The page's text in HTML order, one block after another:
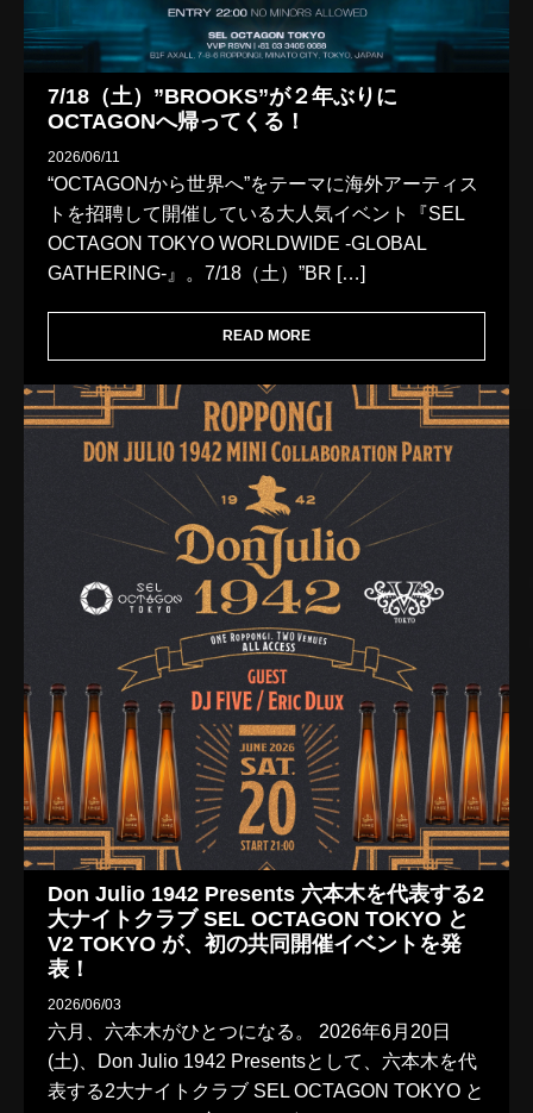
7/18（土）”BROOKS”が２年ぶりに
OCTAGONへ帰ってくる！
2026/06/11
“OCTAGONから世界へ”をテーマに海外アーティス
トを招聘して開催している大人気イベント『SEL
OCTAGON TOKYO WORLDWIDE -GLOBAL
GATHERING-』。7/18（土）”BR […]
READ MORE
Don Julio 1942 Presents 六本木を代表する2
大ナイトクラブ SEL OCTAGON TOKYO と
V2 TOKYO が、初の共同開催イベントを発
表！
2026/06/03
六月、六本木がひとつになる。 2026年6月20日
(土)、Don Julio 1942 Presentsとして、六本木を代
表する2大ナイトクラブ SEL OCTAGON TOKYO と